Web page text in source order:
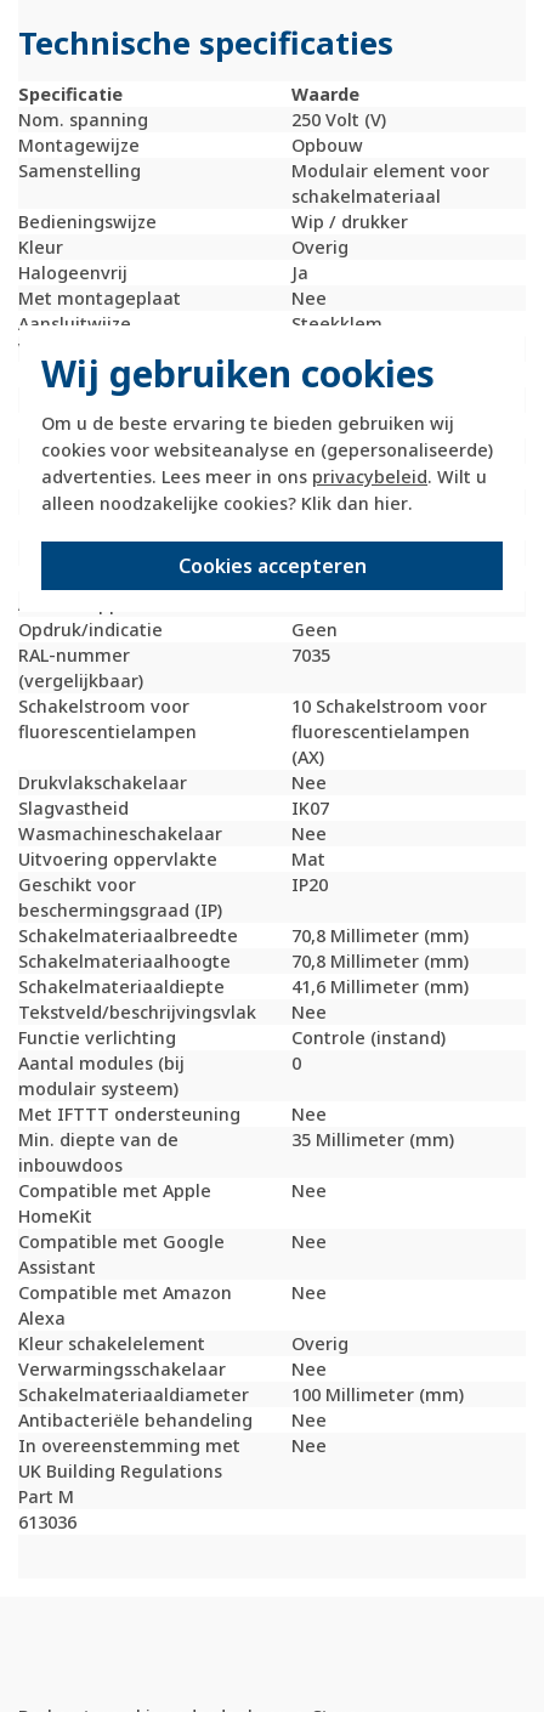
Wij gebruiken cookies
Om u de beste ervaring te bieden gebruiken wij
cookies voor websiteanalyse en (gepersonaliseerde)
advertenties. Lees meer in ons privacybeleid. Wilt u
alleen noodzakelijke cookies? Klik dan hier.
Cookies accepteren
Technische specificaties
Specificatie
Waarde
Nom. spanning
250 Volt (V)
Montagewijze
Opbouw
Samenstelling
Modulair element voor
schakelmateriaal
Bedieningswijze
Wip / drukker
Kleur
Overig
Halogeenvrij
Ja
Met montageplaat
Nee
Aansluitwijze
Steekklem
Verlichting
Oppervlaktebescherming
Onbehandeld
Inbouwdiepte
Nom. (meet)stroom
10 Ampère (A)
Terugmeldcontact
Nee
Materiaalkwaliteit
Overig
Type verlichting
LED uitwisselbaar
Wisselschakelaar
Aantal wippen
Opdruk/indicatie
Geen
RAL-nummer
(vergelijkbaar)
7035
Schakelstroom voor
fluorescentielampen
10 Schakelstroom voor
fluorescentielampen
(AX)
Drukvlakschakelaar
Nee
Slagvastheid
IK07
Wasmachineschakelaar
Nee
Uitvoering oppervlakte
Mat
Geschikt voor
beschermingsgraad (IP)
IP20
Schakelmateriaalbreedte
70,8 Millimeter (mm)
Schakelmateriaalhoogte
70,8 Millimeter (mm)
Schakelmateriaaldiepte
41,6 Millimeter (mm)
Tekstveld/beschrijvingsvlak
Nee
Functie verlichting
Controle (instand)
Aantal modules (bij
modulair systeem)
0
Met IFTTT ondersteuning
Nee
Min. diepte van de
inbouwdoos
35 Millimeter (mm)
Compatible met Apple
HomeKit
Nee
Compatible met Google
Assistant
Nee
Compatible met Amazon
Alexa
Nee
Kleur schakelelement
Overig
Verwarmingsschakelaar
Nee
Schakelmateriaaldiameter
100 Millimeter (mm)
Antibacteriële behandeling
Nee
In overeenstemming met
UK Building Regulations
Part M
Nee
613036